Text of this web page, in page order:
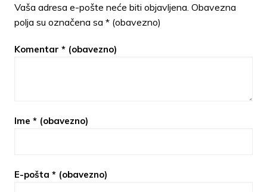
Vaša adresa e-pošte neće biti objavljena. Obavezna
polja su označena sa * (obavezno)
Komentar * (obavezno)
Ime * (obavezno)
E-pošta * (obavezno)